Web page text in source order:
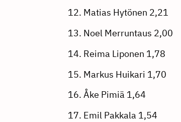
12. Matias Hytönen 2,21
13. Noel Merruntaus 2,00
14. Reima Liponen 1,78
15. Markus Huikari 1,70
16. Åke Pimiä 1,64
17. Emil Pakkala 1,54